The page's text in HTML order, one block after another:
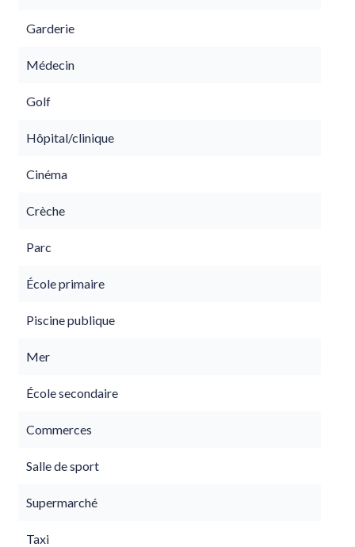
Garderie
Médecin
Golf
Hôpital/clinique
Cinéma
Crèche
Parc
École primaire
Piscine publique
Mer
École secondaire
Commerces
Salle de sport
Supermarché
Taxi